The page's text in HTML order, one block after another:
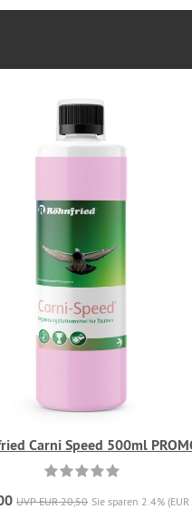
Carni Speed 500ml
UVP EUR 20,50 Sie sparen 2.4%